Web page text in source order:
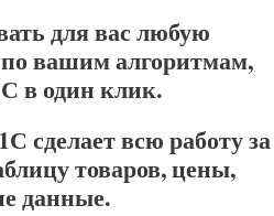
для вас любую
по вашим алгоритмам,
в один клик.
сделает всю работу за
товаров, цены,
данные.